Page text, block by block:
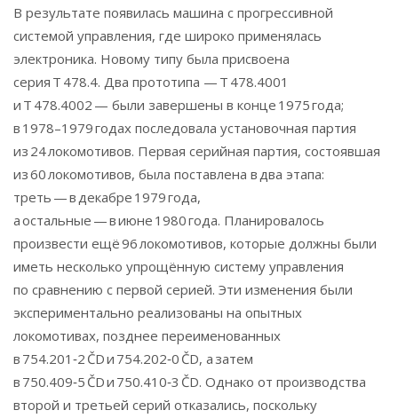
В результате появилась машина с прогрессивной
системой управления, где широко применялась
электроника. Новому типу была присвоена
серия T 478.4. Два прототипа — T 478.4001
и T 478.4002 — были завершены в конце 1975 года;
в 1978–1979 годах последовала установочная партия
из 24 локомотивов. Первая серийная партия, состоявшая
из 60 локомотивов, была поставлена в два этапа:
треть — в декабре 1979 года,
а остальные — в июне 1980 года. Планировалось
произвести ещё 96 локомотивов, которые должны были
иметь несколько упрощённую систему управления
по сравнению с первой серией. Эти изменения были
экспериментально реализованы на опытных
локомотивах, позднее переименованных
в 754.201‑2 ČD и 754.202‑0 ČD, а затем
в 750.409‑5 ČD и 750.410‑3 ČD. Однако от производства
второй и третьей серий отказались, поскольку